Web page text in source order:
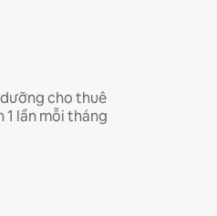
cho thuê
1 lần mỗi tháng